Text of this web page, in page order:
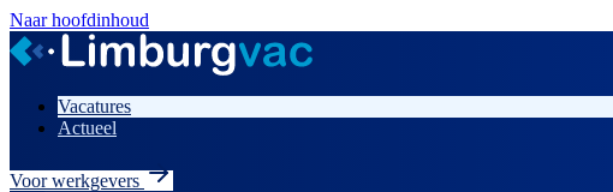
Naar hoofdinhoud
Vacatures
Actueel
Voor werkgevers